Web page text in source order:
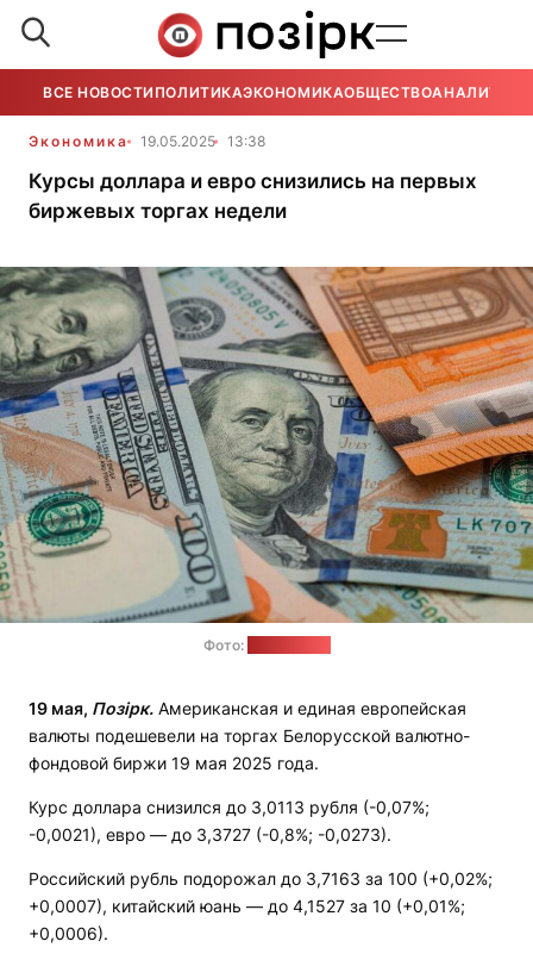
ВСЕ НОВОСТИ ПОЛИТИКАЭКОНОМИКАОБЩЕСТВОАНАЛИТИКА
Экономика 19.05.2025 13:38
Курсы доллара и евро снизились на первых
биржевых торгах недели
Фото:
19 мая, Позірк. Американская и единая европейская
валюты подешевели на торгах Белорусской валютно-
фондовой биржи 19 мая 2025 года.
Курс доллара снизился до 3,0113 рубля (-0,07%;
-0,0021), евро — до 3,3727 (-0,8%; -0,0273).
Российский рубль подорожал до 3,7163 за 100 (+0,02%;
+0,0007), китайский юань — до 4,1527 за 10 (+0,01%;
+0,0006).